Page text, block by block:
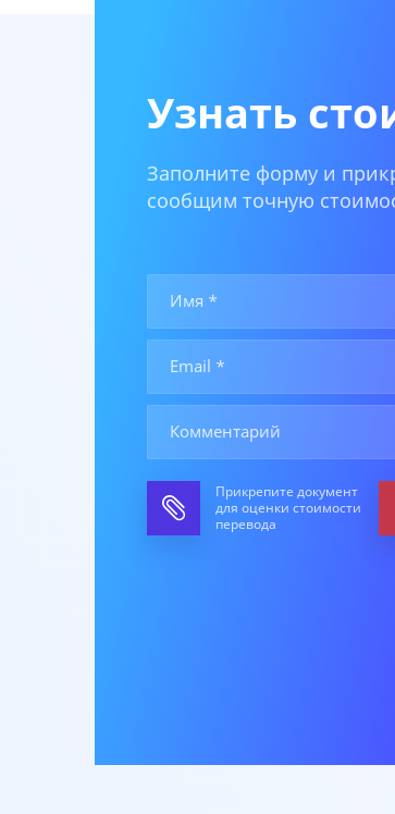
Узнать
Заполните форму и
сообщим точную
Прикрепите документ
для оценки стоимости
перевода